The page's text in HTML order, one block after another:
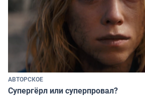
АВТОРСКОЕ
Супергёрл или суперпровал?